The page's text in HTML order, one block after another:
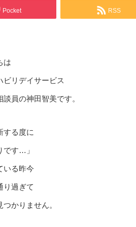
Pocket RSS
は
ビリデイサービス
談員の神田智美です。
する度に
です…」
いる昨今
り過ぎて
かりません。